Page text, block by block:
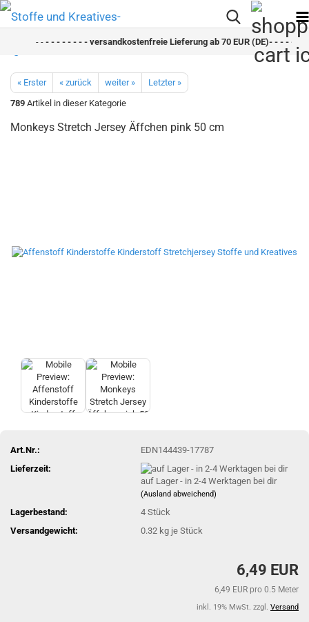
- -- - - - - - - - versandkostenfreie Lieferung ab 70 EUR (DE)- - - - - - -
« Erster « zurück weiter »
Letzter »
789 Artikel in dieser Kategorie
Monkeys Stretch Jersey Äffchen pink 50 cm
Art.Nr.:
EDN144439-17787
Lieferzeit:
auf Lager - in 2-4 Werktagen bei dir
(Ausland abweichend)
Lagerbestand: 4Stück
Versandgewicht:
0.32 kg je Stück
6,49 EUR
6,49 EUR pro 0.5 Meter
inkl. 19% MwSt. zzgl. Versand